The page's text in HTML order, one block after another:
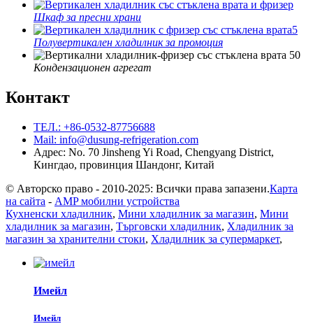
Шкаф за пресни храни
Полувертикален хладилник за промоция
Кондензационен агрегат
Контакт
ТЕЛ.: +86-0532-87756688
Mail: info@dusung-refrigeration.com
Адрес: No. 70 Jinsheng Yi Road, Chengyang District,
Кингдао, провинция Шандонг, Китай
© Авторско право - 2010-2025: Всички права запазени.Карта
на сайта - AMP мобилни устройства
Кухненски хладилник, Мини хладилник за магазин, Мини
хладилник за магазин, Търговски хладилник, Хладилник за
магазин за хранителни стоки, Хладилник за супермаркет,
Имейл
Имейл